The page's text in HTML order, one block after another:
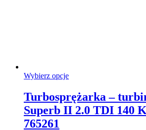
Wybierz opcjeTen
wiele
wariantów.
Turbosprężarka –
Superb II 2.0 TDI 140
765261